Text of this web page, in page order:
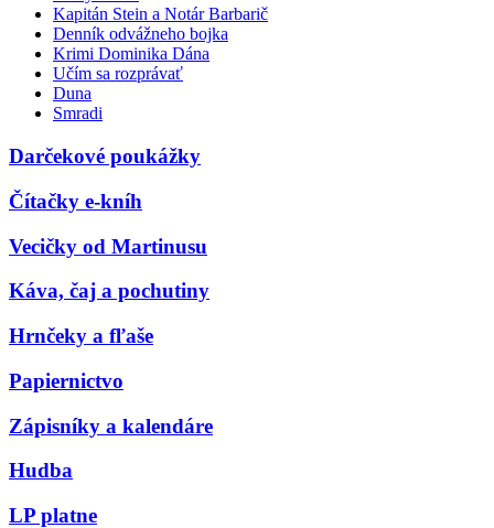
Kapitán Stein a Notár Barbarič
Denník odvážneho bojka
Krimi Dominika Dána
Učím sa rozprávať
Duna
Smradi
Darčekové poukážky
Čítačky e-kníh
Vecičky od Martinusu
Káva, čaj a pochutiny
Hrnčeky a fľaše
Papiernictvo
Zápisníky a kalendáre
Hudba
LP platne